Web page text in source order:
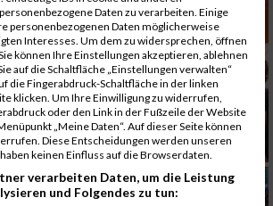
Daten zu verarbeiten. Einige
personenbezogenen Daten möglicherweise
Interesses. Um dem zu widersprechen, öffnen
können Ihre Einstellungen akzeptieren, ablehnen
auf die Schaltfläche „Einstellungen verwalten“
die Fingerabdruck-Schaltfläche in der linken
klicken. Um Ihre Einwilligung zu widerrufen,
oder den Link in der Fußzeile der Website
„Meine Daten“. Auf dieser Seite können
Diese Entscheidungen werden unseren
keinen Einfluss auf die Browserdaten.
verarbeiten Daten, um die Leistung
und Folgendes zu tun: